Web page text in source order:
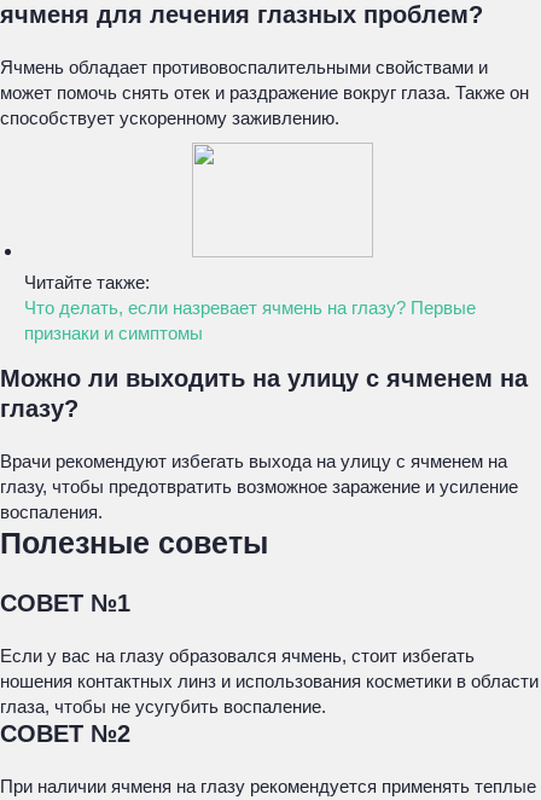
ячменя для лечения глазных проблем?
Ячмень обладает противовоспалительными свойствами и
может помочь снять отек и раздражение вокруг глаза. Также он
способствует ускоренному заживлению.
Читайте также:
Что делать, если назревает ячмень на глазу? Первые
признаки и симптомы
Можно ли выходить на улицу с ячменем на
глазу?
Врачи рекомендуют избегать выхода на улицу с ячменем на
глазу, чтобы предотвратить возможное заражение и усиление
воспаления.
Полезные советы
СОВЕТ №1
Если у вас на глазу образовался ячмень, стоит избегать
ношения контактных линз и использования косметики в области
глаза, чтобы не усугубить воспаление.
СОВЕТ №2
При наличии ячменя на глазу рекомендуется применять теплые